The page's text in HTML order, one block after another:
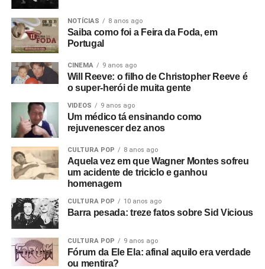
NOTÍCIAS 8 anos ago
Saiba como foi a Feira da Foda, em
Portugal
CINEMA 9 anos ago
Will Reeve: o filho de Christopher Reeve é
o super-herói de muita gente
VIDEOS 9 anos ago
Um médico tá ensinando como
rejuvenescer dez anos
CULTURA POP 8 anos ago
Aquela vez em que Wagner Montes sofreu
um acidente de triciclo e ganhou
homenagem
CULTURA POP 10 anos ago
Barra pesada: treze fatos sobre Sid Vicious
CULTURA POP 9 anos ago
Fórum da Ele Ela: afinal aquilo era verdade
ou mentira?